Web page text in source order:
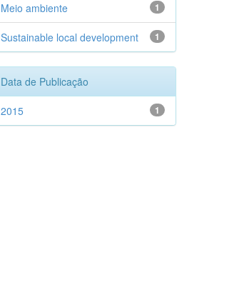
1
Meio ambiente
1
Sustainable local development
Data de Publicação
1
2015